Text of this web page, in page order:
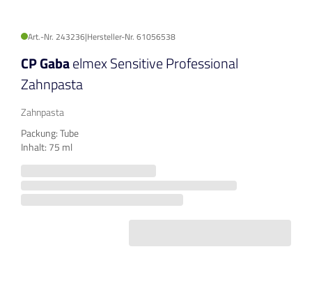
Art.-Nr. 243236|Hersteller-Nr. 61056538
CP Gabaelmex Sensitive Professional
Zahnpasta
Zahnpasta
Packung: Tube
Inhalt: 75 ml